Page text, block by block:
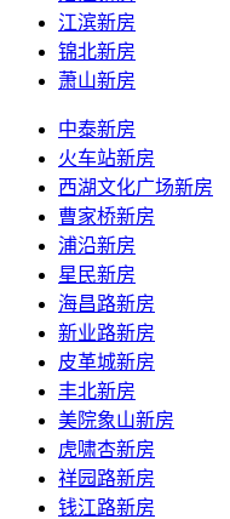
江滨新房
锦北新房
萧山新房
中泰新房
火车站新房
西湖文化广场新房
曹家桥新房
浦沿新房
星民新房
海昌路新房
新业路新房
皮革城新房
丰北新房
美院象山新房
虎啸杏新房
祥园路新房
钱江路新房